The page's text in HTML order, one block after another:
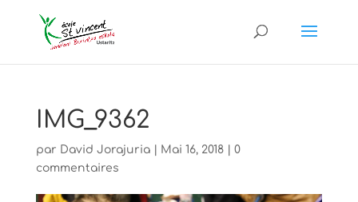
IMG_9362
par David Jorajuria| Mai 16, 2018| 0
commentaires